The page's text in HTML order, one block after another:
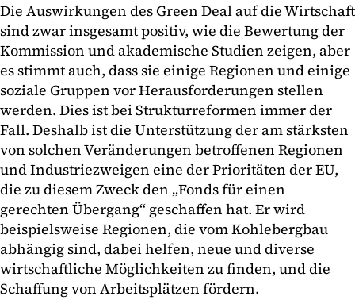
Die Auswirkungen des Green Deal auf die Wirtschaft
sind zwar insgesamt positiv, wie die Bewertung der
Kommission und akademische Studien zeigen, aber
es stimmt auch, dass sie einige Regionen und einige
soziale Gruppen vor Herausforderungen stellen
werden. Dies ist bei Strukturreformen immer der
Fall. Deshalb ist die Unterstützung der am stärksten
von solchen Veränderungen betroffenen Regionen
und Industriezweigen eine der Prioritäten der EU,
die zu diesem Zweck den „Fonds für einen
gerechten Übergang“ geschaffen hat. Er wird
beispielsweise Regionen, die vom Kohlebergbau
abhängig sind, dabei helfen, neue und diverse
wirtschaftliche Möglichkeiten zu finden, und die
Schaffung von Arbeitsplätzen fördern.